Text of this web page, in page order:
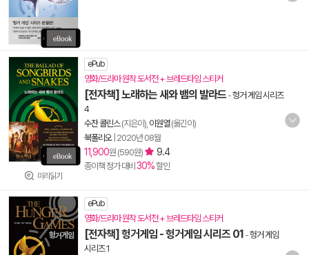
미리읽기
ePub
영화/드라마 원작 도서전 + 브레드타임 스티커
[전자책] 노래하는 새와 뱀의 발라드 -헝거 게임 시리즈
4
수잔 콜린스(지은이), 이원열(옮긴이)
북폴리오| 2020년 08월
11,900원 (590원) 9.4
종이책 정가 대비 30%할인
ePub
영화/드라마 원작 도서전 + 브레드타임 스티커
[전자책] 헝거게임 - 헝거게임 시리즈 01 -헝거 게임
시리즈 1